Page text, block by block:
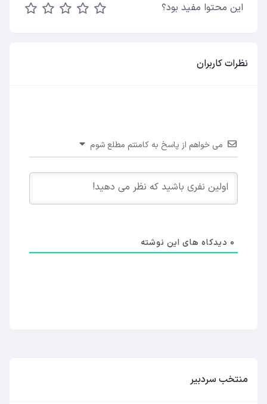
این محتوا مفید بود؟
نظرات کاربران
می خواهم از پاسخ به کامنتم مطلع شوم
0 دیدکاه های این نوشته
منتخب سردبیر